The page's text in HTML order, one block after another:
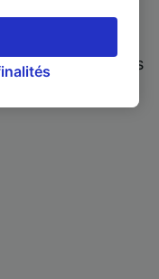
que ceux qui nous
votre
en
sur la